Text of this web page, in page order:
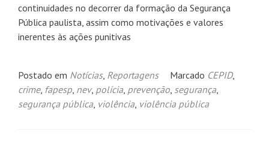
continuidades no decorrer da formação da Segurança
Pública paulista, assim como motivações e valores
inerentes às ações punitivas
Postado em Notícias, Reportagens Marcado CEPID,
crime, fapesp, nev, polícia, prevenção, segurança,
segurança pública, violência, violência pública